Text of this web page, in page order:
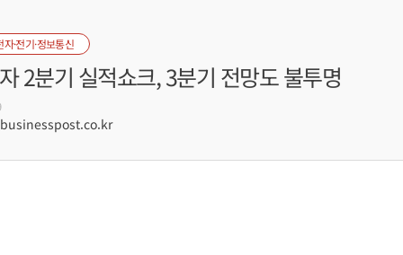
자·전기·정보통신
2분기 실적쇼크, 3분기 전망도 불투명